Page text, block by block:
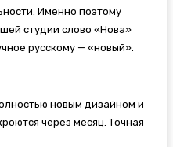
Именно поэтому
студии слово «Нова»
русскому — «новый».
новым дизайном и
через месяц. Точная